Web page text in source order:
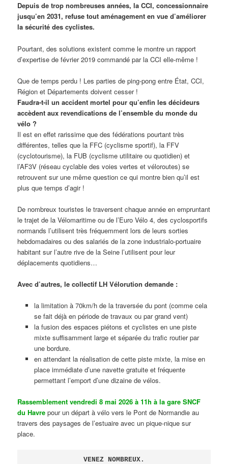
Depuis de trop nombreuses années, la CCI, concessionnaire
jusqu’en 2031, refuse tout aménagement en vue d’améliorer
la sécurité des cyclistes.
Pourtant, des solutions existent comme le montre un rapport
d’expertise de février 2019 commandé par la CCI elle-même !
Que de temps perdu ! Les parties de ping-pong entre État, CCI,
Région et Départements doivent cesser !
Faudra-t-il un accident mortel pour qu’enfin les décideurs
accèdent aux revendications de l’ensemble du monde du
vélo ?
Il est en effet rarissime que des fédérations pourtant très
différentes, telles que la FFC (cyclisme sportif), la FFV
(cyclotourisme), la FUB (cyclisme utilitaire ou quotidien) et
l’AF3V (réseau cyclable des voies vertes et véloroutes) se
retrouvent sur une même question ce qui montre bien qu’il est
plus que temps d’agir !
De nombreux touristes le traversent chaque année en empruntant
le trajet de la Vélomaritime ou de l’Euro Vélo 4, des cyclosportifs
normands l’utilisent très fréquemment lors de leurs sorties
hebdomadaires ou des salariés de la zone industrialo-portuaire
habitant sur l’autre rive de la Seine l’utilisent pour leur
déplacements quotidiens…
Avec d’autres, le collectif LH Vélorution demande :
la limitation à 70km/h de la traversée du pont (comme cela
se fait déjà en période de travaux ou par grand vent)
la fusion des espaces piétons et cyclistes en une piste
mixte suffisamment large et séparée du trafic routier par
une bordure.
en attendant la réalisation de cette piste mixte, la mise en
place immédiate d’une navette gratuite et fréquente
permettant l’emport d’une dizaine de vélos.
Rassemblement vendredi 8 mai 2026 à 11h à la gare SNCF
du Havre pour un départ à vélo vers le Pont de Normandie au
travers des paysages de l’estuaire avec un pique-nique sur
place.
VENEZ NOMBREUX.